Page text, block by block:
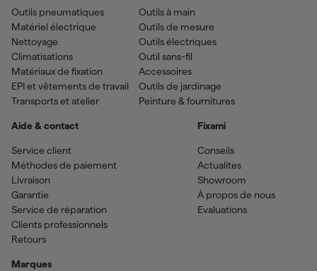
Outils pneumatiques
Matériel électrique
Nettoyage
Climatisations
Matériaux de fixation
EPI et vêtements de travail
Transports et atelier
Outils à main
Outils de mesure
Outils électriques
Outil sans-fil
Accessoires
Outils de jardinage
Peinture & fournitures
Aide & contact
Service client
Méthodes de paiement
Livraison
Garantie
Service de réparation
Clients professionnels
Retours
Marques
Fixami
Conseils
Actualites
Showroom
À propos de nous
Evaluations